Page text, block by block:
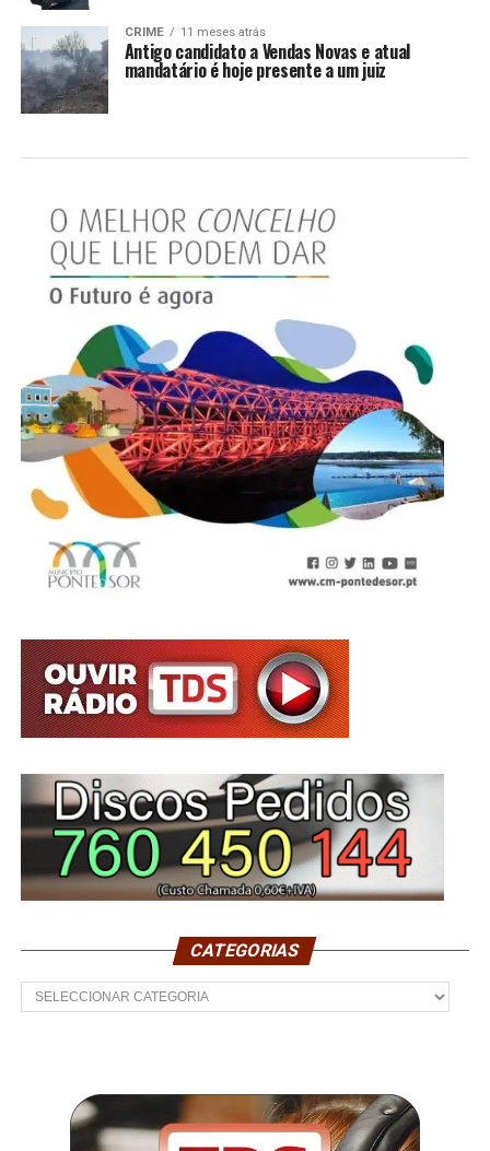
CRIME 11 meses atrás
Antigo candidato a Vendas Novas e atual
mandatário é hoje presente a um juiz
CATEGORIAS
Categorias